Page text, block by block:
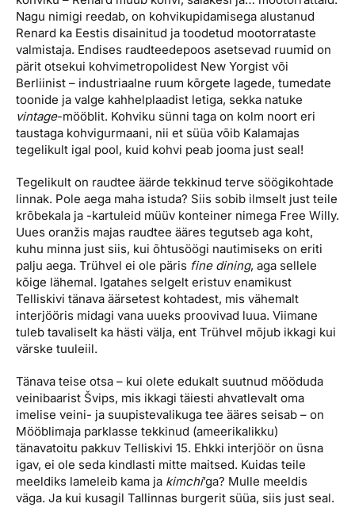
Nagu nimigi reedab, on kohviku­pidamisega alustanud
Renard ka Eestis disainitud ja toodetud mootorrataste
valmistaja. Endises raudteedepoos asetsevad ruumid on
pärit otsekui kohvimetropolidest New Yorgist või
Berliinist – industriaalne ruum kõrgete lagede, tumedate
toonide ja valge kahhelplaadist letiga, sekka natuke
vintage-mööblit. Kohviku sünni taga on kolm noort eri
taustaga kohvigurmaani, nii et süüa võib Kalamajas
tegelikult igal pool, kuid kohvi peab jooma just seal!
Tegelikult on raudtee äärde tekkinud terve söögikohtade
linnak. Pole aega maha istuda? Siis sobib ilmselt just teile
krõbekala ja -kartuleid müüv konteiner nimega Free Willy.
Uues oranžis majas raudtee ääres tegutseb aga koht,
kuhu minna just siis, kui õhtusöögi nautimiseks on eriti
palju aega. Trühvel ei ole päris fine dining, aga sellele
kõige lähemal. Igatahes selgelt eristuv enamikust
Telliskivi tänava äärsetest kohtadest, mis vähemalt
interjööris midagi vana uueks proovivad luua. Viimane
tuleb tavaliselt ka hästi välja, ent Trühvel mõjub ikkagi kui
värske tuuleiil.
Tänava teise otsa – kui olete edukalt suutnud mööduda
veinibaarist Švips, mis ikkagi täiesti ahvatlevalt oma
imelise veini- ja suupistevalikuga tee ääres seisab – on
Mööblimaja parklasse tekkinud (ameerikalikku)
tänavatoitu pakkuv Telliskivi 15. Ehkki interjöör on üsna
igav, ei ole seda kindlasti mitte maitsed. Kuidas teile
meeldiks lameleib kama ja kimchi’ga? Mulle meeldis
väga. Ja kui kusagil Tallinnas burgerit süüa, siis just seal.